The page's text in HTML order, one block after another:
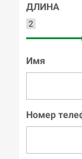
ДЛИНА
2
Имя
Номер